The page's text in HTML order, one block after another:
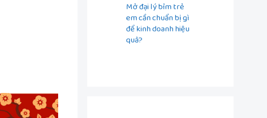
Mở đại lý bỉm trẻ
em cần chuẩn bị gì
để kinh doanh hiệu
quả?